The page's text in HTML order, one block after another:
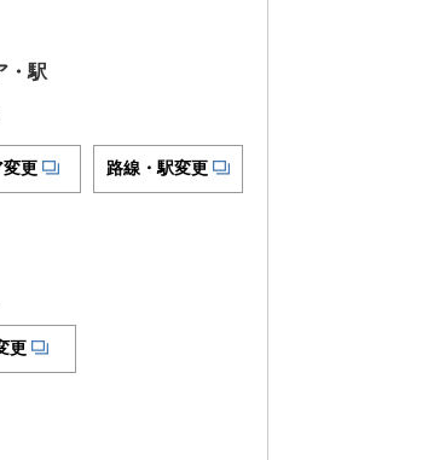
・駅
変更 路線・駅変更
更